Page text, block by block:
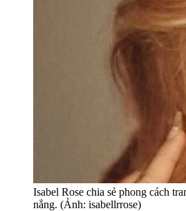
Isabel Rose chia sẻ phong cách
nắng. (Ảnh: isabellrrose)